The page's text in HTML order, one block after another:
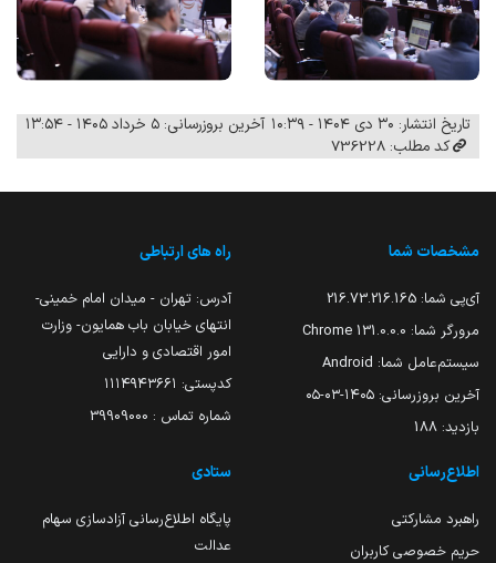
تاریخ انتشار: ۳۰ دی ۱۴۰۴ - ۱۰:۳۹
آخرین بروزرسانی: ۵ خرداد ۱۴۰۵ - ۱۳:۵۴
کد مطلب: 736228
مشخصات شما
آی‌پی شما: 216.73.216.165
مرورگر شما: 131.0.0.0 Chrome
سیستم‌عامل شما: Android
آخرین بروزرسانی: ۱۴۰۵-۰۳-۰۵
بازدید: 188
راه های ارتباطی
آدرس: تهران - میدان امام خمینی-
انتهای خیابان باب همایون- وزارت
امور اقتصادی و دارایی
کدپستی: ۱۱۱۴۹۴۳۶۶۱
شماره تماس : 39909000
اطلاع‌رسانی
راهبرد مشارکتی
حریم خصوصی کاربران
ستادی
پایگاه اطلاع‌رسانی آزادسازی سهام
عدالت